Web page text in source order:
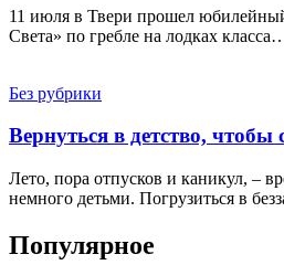
11 июля в Твери прошел
Света» по гребле на лодках
Без рубрики
Вернуться в детство, чтобы
Лето, пора отпусков и каникул, –
немного детьми. Погрузиться в
Популярное